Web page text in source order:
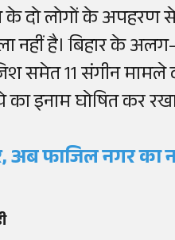
के दो लोगों के अपहरण
नहीं है। बिहार के
समेत 11 संगीन मामले
इनाम घोषित कर
अब फाजिल नगर का